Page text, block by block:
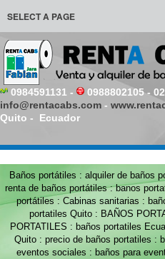
0984591131 -
0988802105 -
info@rentacabs.com -
Quito - Ecuador
Baños portátiles : alquiler de baños
renta de baños portátiles : banos
portátiles : Cabinas sanitarias :
portatiles Quito : BAÑOS
PORTATILES : baños portatiles
Quito : precio de baños portatiles :
eventos sociales : baños para